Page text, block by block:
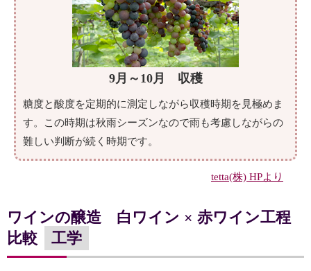
9月～10月 収穫
糖度と酸度を定期的に測定しながら収穫時期を見極めま
す。この時期は秋雨シーズンなので雨も考慮しながらの
難しい判断が続く時期です。
tetta(株) HPより
ワインの醸造 白ワイン × 赤ワイン工程
比較
工学